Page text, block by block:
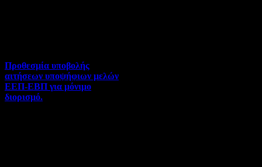
Προθεσμία υποβολής
αιτήσεων υποψήφιων μελών
ΕΕΠ-ΕΒΠ για μόνιμο
διορισμό.